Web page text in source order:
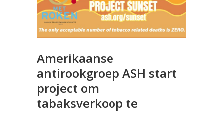
Amerikaanse
antirookgroep ASH start
project om
tabaksverkoop te